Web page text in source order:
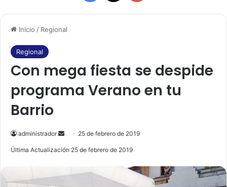
Inicio / Regional
Regional
Con mega fiesta se despide
programa Verano en tu
Barrio
administrador
e
25 de febrero de 2019
Última Actualización 25 de febrero de 2019
a
b
o
k
o
u
b